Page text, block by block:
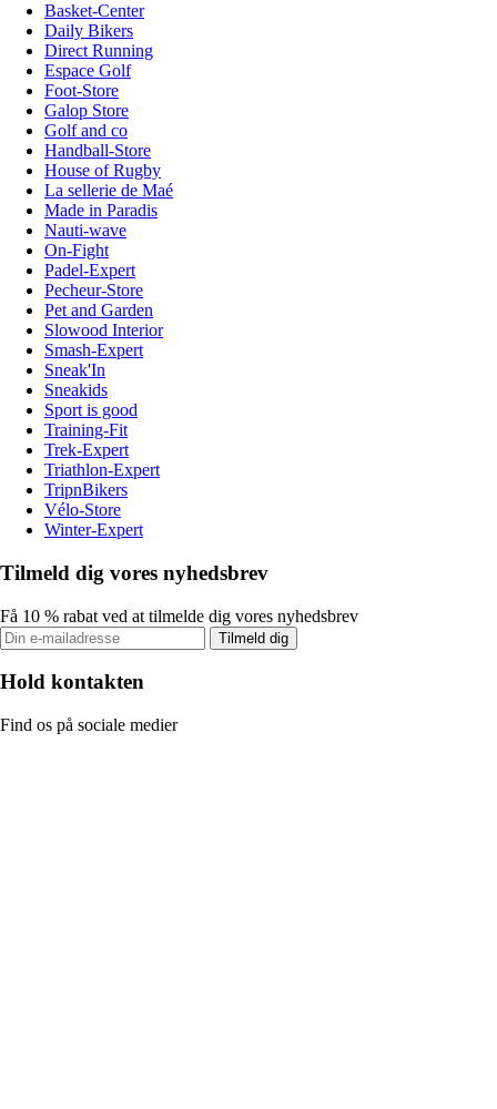
Basket-Center
Daily Bikers
Direct Running
Espace Golf
Foot-Store
Galop Store
Golf and co
Handball-Store
House of Rugby
La sellerie de Maé
Made in Paradis
Nauti-wave
On-Fight
Padel-Expert
Pecheur-Store
Pet and Garden
Slowood Interior
Smash-Expert
Sneak'In
Sneakids
Sport is good
Training-Fit
Trek-Expert
Triathlon-Expert
TripnBikers
Vélo-Store
Winter-Expert
Tilmeld dig vores nyhedsbrev
Få 10 % rabat ved at tilmelde dig vores nyhedsbrev
Tilmeld dig
Hold kontakten
Find os på sociale medier